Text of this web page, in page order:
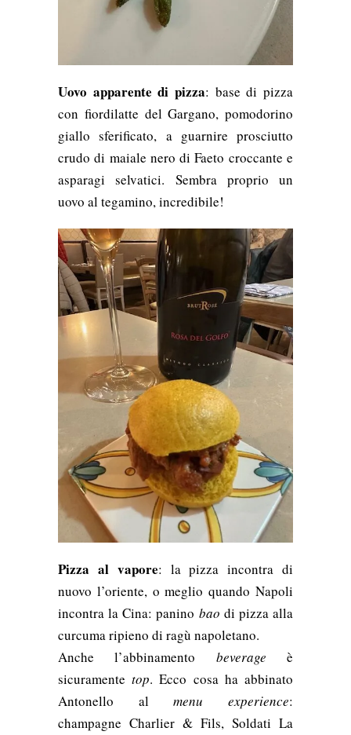
Uovo apparente di pizza: base di pizza
con fiordilatte del Gargano, pomodorino
giallo sferificato, a guarnire prosciutto
crudo di maiale nero di Faeto croccante e
asparagi selvatici. Sembra proprio un
uovo al tegamino, incredibile!
Pizza al vapore: la pizza incontra di
nuovo l’oriente, o meglio quando Napoli
incontra la Cina: panino bao di pizza alla
curcuma ripieno di ragù napoletano.
Anche l’abbinamento beverage è
sicuramentetop. Ecco cosa ha abbinato
Antonello almenu experience:
champagne Charlier & Fils, Soldati La